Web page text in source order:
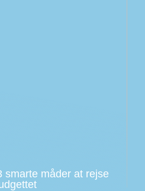
smarte måder at rejse